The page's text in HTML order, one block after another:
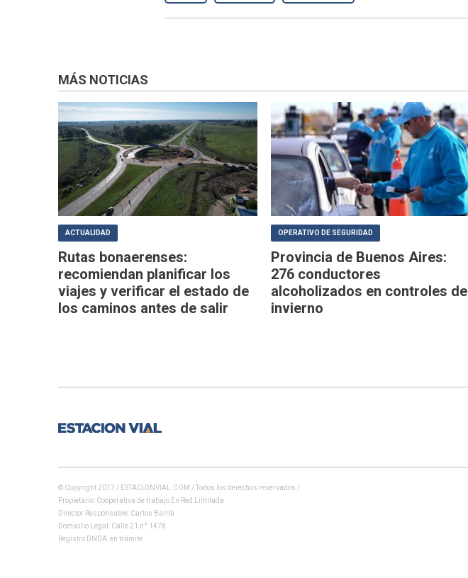
MÁS NOTICIAS
ACTUALIDAD
Rutas bonaerenses:
recomiendan planificar los
viajes y verificar el estado de
los caminos antes de salir
OPERATIVO DE SEGURIDAD
Provincia de Buenos Aires:
276 conductores
alcoholizados en controles de
invierno
© Copyright 2017 / ESTACIONVIAL.COM / Todos los derechos reservados /
Propietario: Cooperativa de trabajo En Red Limitada
Director Responsable: Carlos Barilá
Domicilio Legal: Calle 21 n° 1478
Registro DNDA: en trámite